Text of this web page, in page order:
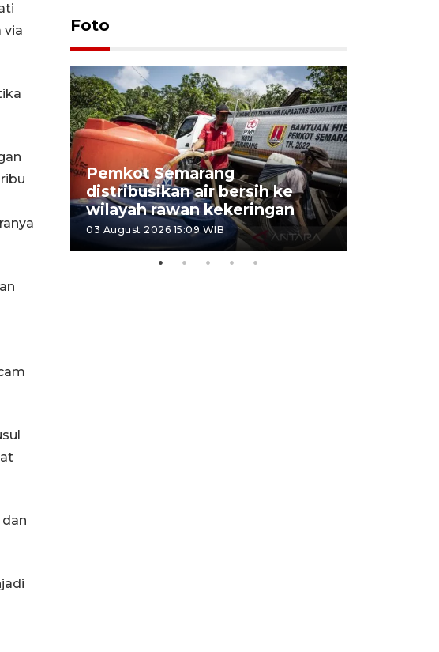
via
dan
Foto
Pemkot Semarang
distribusikan air bersih ke
wilayah rawan kekeringan
03 August 2026 15:09 WIB